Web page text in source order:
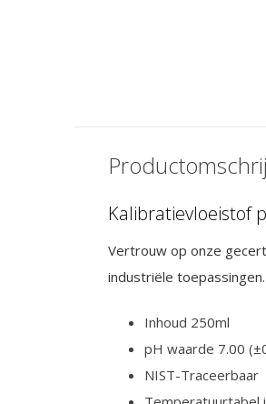
Kalibratievloeistof
Vertrouw op onze
industriële toepassingen.
Inhoud 250ml
pH waarde 7.00
NIST-Traceerbaar